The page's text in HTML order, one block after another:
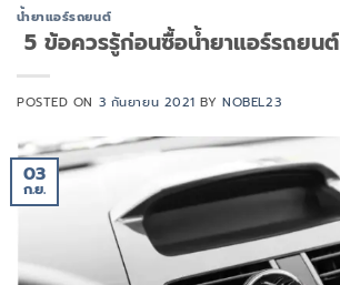
น้ำยาแอร์รถยนต์
5 ข้อควรรู้ก่อนซื้อน้ำยาแอร์รถยนต์
POSTED ON 3 กันยายน 2021 BYNOBEL23
03
ก.ย.